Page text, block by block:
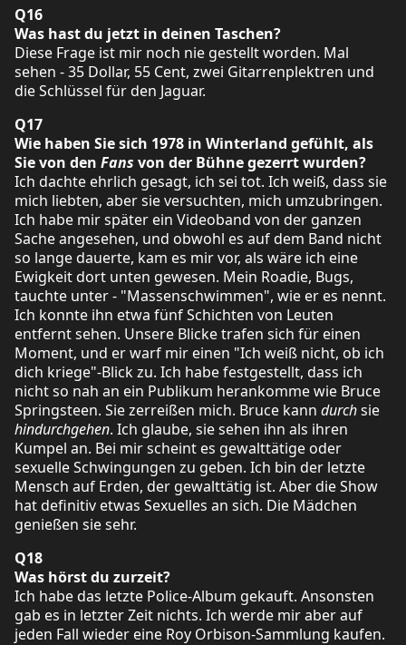
Q16
Was hast du jetzt in deinen Taschen?
Diese Frage ist mir noch nie gestellt worden. Mal
sehen - 35 Dollar, 55 Cent, zwei Gitarrenplektren und
die Schlüssel für den Jaguar.
Q17
Wie haben Sie sich 1978 in Winterland gefühlt, als
Sie von den Fans von der Bühne gezerrt wurden?
Ich dachte ehrlich gesagt, ich sei tot. Ich weiß, dass sie
mich liebten, aber sie versuchten, mich umzubringen.
Ich habe mir später ein Videoband von der ganzen
Sache angesehen, und obwohl es auf dem Band nicht
so lange dauerte, kam es mir vor, als wäre ich eine
Ewigkeit dort unten gewesen. Mein Roadie, Bugs,
tauchte unter - "Massenschwimmen", wie er es nennt.
Ich konnte ihn etwa fünf Schichten von Leuten
entfernt sehen. Unsere Blicke trafen sich für einen
Moment, und er warf mir einen "Ich weiß nicht, ob ich
dich kriege"-Blick zu. Ich habe festgestellt, dass ich
nicht so nah an ein Publikum herankomme wie Bruce
Springsteen. Sie zerreißen mich. Bruce kann durchsie
hindurchgehen. Ich glaube, sie sehen ihn als ihren
Kumpel an. Bei mir scheint es gewalttätige oder
sexuelle Schwingungen zu geben. Ich bin der letzte
Mensch auf Erden, der gewalttätig ist. Aber die Show
hat definitiv etwas Sexuelles an sich. Die Mädchen
genießen sie sehr.
Q18
Was hörst du zurzeit?
Ich habe das letzte Police-Album gekauft. Ansonsten
gab es in letzter Zeit nichts. Ich werde mir aber auf
jeden Fall wieder eine Roy Orbison-Sammlung kaufen.